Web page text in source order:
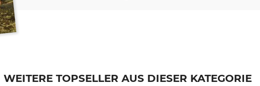
WEITERE TOPSELLER AUS DIESER KATEGORIE